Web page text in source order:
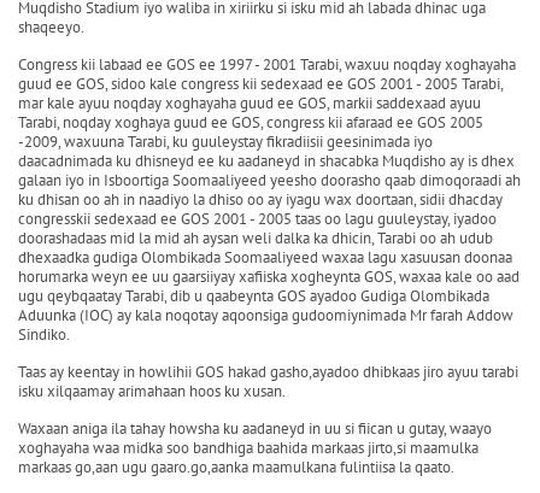
Muqdisho Stadium iyo waliba in xiriirku si isku mid ah labada dhinac uga
shaqeeyo.
Congress kii labaad ee GOS ee 1997 - 2001 Tarabi, waxuu noqday xoghayaha
guud ee GOS, sidoo kale congress kii sedexaad ee GOS 2001 - 2005 Tarabi,
mar kale ayuu noqday xoghayaha guud ee GOS, markii saddexaad ayuu
Tarabi, noqday xoghaya guud ee GOS, congress kii afaraad ee GOS 2005
-2009, waxuuna Tarabi, ku guuleystay fikradiisii geesinimada iyo
daacadnimada ku dhisneyd ee ku aadaneyd in shacabka Muqdisho ay is dhex
galaan iyo in Isboortiga Soomaaliyeed yeesho doorasho qaab dimoqoraadi ah
ku dhisan oo ah in naadiyo la dhiso oo ay iyagu wax doortaan, sidii dhacday
congresskii sedexaad ee GOS 2001 - 2005 taas oo lagu guuleystay, iyadoo
doorashadaas mid la mid ah aysan weli dalka ka dhicin, Tarabi oo ah udub
dhexaadka gudiga Olombikada Soomaaliyeed waxaa lagu xasuusan doonaa
horumarka weyn ee uu gaarsiiyay xafiiska xogheynta GOS, waxaa kale oo aad
ugu qeybqaatay Tarabi, dib u qaabeynta GOS ayadoo Gudiga Olombikada
Aduunka (IOC) ay kala noqotay aqoonsiga gudoomiynimada Mr farah Addow
Sindiko.
Taas ay keentay in howlihii GOS hakad gasho,ayadoo dhibkaas jiro ayuu tarabi
isku xilqaamay arimahaan hoos ku xusan.
Waxaan aniga ila tahay howsha ku aadaneyd in uu si fiican u gutay, waayo
xoghayaha waa midka soo bandhiga baahida markaas jirto,si maamulka
markaas go,aan ugu gaaro.go,aanka maamulkana fulintiisa la qaato.